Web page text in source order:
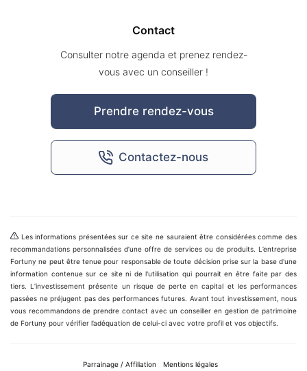
Contact
Consulter notre agenda et prenez rendez-
vous avec un conseiller !
Prendre rendez-vous
Contactez-nous
Les informations présentées sur ce site ne sauraient être considérées comme des
recommandations personnalisées d’une offre de services ou de produits. L’entreprise
Fortuny ne peut être tenue pour responsable de toute décision prise sur la base d'une
information contenue sur ce site ni de l'utilisation qui pourrait en être faite par des
tiers. L’investissement présente un risque de perte en capital et les performances
passées ne préjugent pas des performances futures. Avant tout investissement, nous
vous recommandons de prendre contact avec un conseiller en gestion de patrimoine
de Fortuny pour vérifier l’adéquation de celui-ci avec votre profil et vos objectifs.
Parrainage / Affiliation Mentions légales